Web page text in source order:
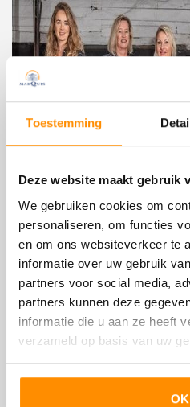
Toestemming
Deze website maakt gebruik
We gebruiken cookies om
personaliseren, om functies
en om ons websiteverkeer te
informatie over uw gebruik
partners voor social media,
partners kunnen deze
informatie die u aan ze heeft
verzameld op basis van uw
OK
MarQuis als uw
Het verkopen van uw huis in
eenvoudig, goede begeleiding
waarschijnlijk maar enkele
verkopen, is het voor ons bij
vrijblijvend ter oriëntatie eens
staan u graag te woord over